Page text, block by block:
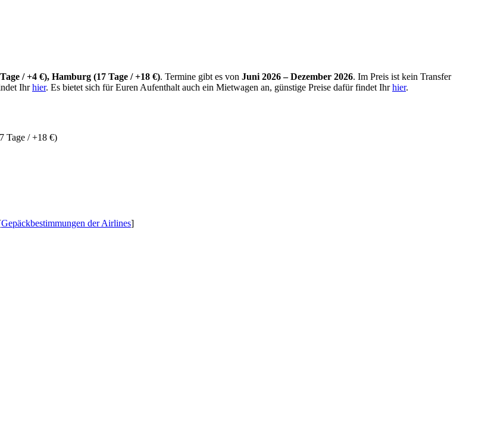
/ +4 €), Hamburg (17 Tage / +18 €). Termine gibt es von Juni 2026 – Dezember 2026. Im Preis ist kein Transfer
Ihrhier. Es bietet sich für Euren Aufenthalt auch ein Mietwagen an, günstige Preise dafür findet Ihrhier.
Tage / +18 €)
Gepäckbestimmungen der Airlines]